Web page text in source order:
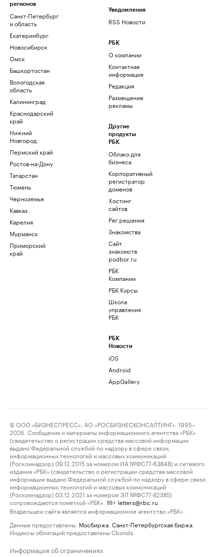
регионов
Санкт-Петербург
и область
Екатеринбург
Новосибирск
Омск
Башкортостан
Вологодская
область
Калининград
Краснодарский
край
Нижний
Новгород
Пермский край
Ростов-на-Дону
Татарстан
Тюмень
Черноземье
Кавказ
Карелия
Мурманск
Приморский
край
Уведомления
RSS Новости
РБК
О компании
Контактная
информация
Редакция
Размещение
рекламы
Другие
продукты
РБК
Облако для
бизнеса
Корпоративный
регистратор
доменов
Хостинг
сайтов
Рег.решения
Знакомства
Сайт
знакомств
podbor.ru
РБК
Компании
РБК Курсы
Школа
управления
РБК
РБК
Новости
iOS
Android
AppGallery
© ООО «БИЗНЕСПРЕСС», АО «РОСБИЗНЕСКОНСАЛТИНГ», 1995–
2026. Сообщения и материалы информационного агентства «РБК»
(свидетельство о регистрации средства массовой информации
выдано Федеральной службой по надзору в сфере связи,
информационных технологий и массовых коммуникаций
(Роскомнадзор) 09.12.2015 за номером ИА №ФС77-63848) и сетевого
издания «РБК» (свидетельство о регистрации средства массовой
информации выдано Федеральной службой по надзору в сфере связи,
информационных технологий и массовых коммуникаций
(Роскомнадзор) 03.12.2021 за номером ЭЛ №ФС77-82385)
сопровождаются пометкой «РБК».
18+ letters@rbc.ru
Владельцем сайта является информационное агентство «РБК».
Данные предоставлены: Мосбиржа Санкт-Петербургская биржа
Индексы облигаций предоставлены Cbonds.
Информация об ограничениях